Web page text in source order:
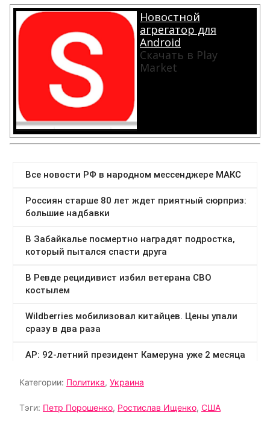
Новостной
агрегатор для
Android
Скачать в Play
Market
Категории: Политика, Украина
Тэги: Петр Порошенко, Ростислав Ищенко, США